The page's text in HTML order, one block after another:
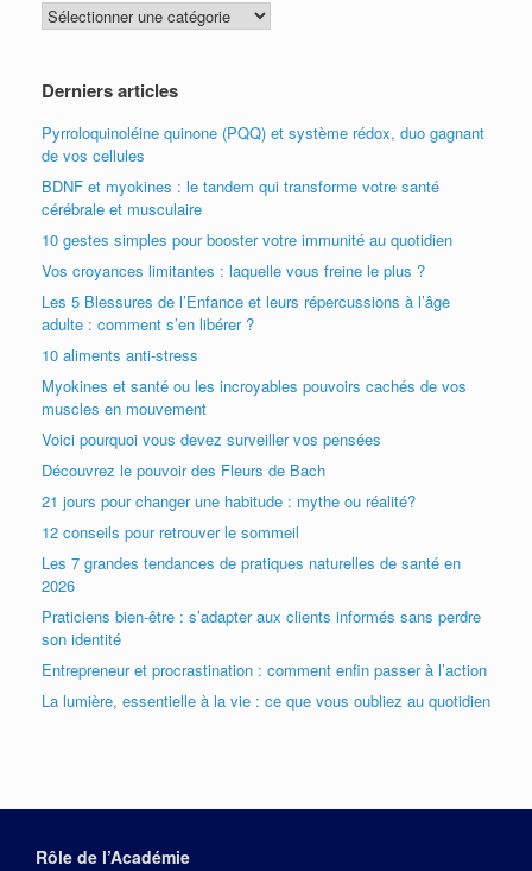
Catégories
articles
Derniers articles
Pyrroloquinoléine quinone (PQQ) et système rédox, duo gagnant
de vos cellules
BDNF et myokines : le tandem qui transforme votre santé
cérébrale et musculaire
10 gestes simples pour booster votre immunité au quotidien
Vos croyances limitantes : laquelle vous freine le plus ?
Les 5 Blessures de l’Enfance et leurs répercussions à l’âge
adulte : comment s’en libérer ?
10 aliments anti-stress
Myokines et santé ou les incroyables pouvoirs cachés de vos
muscles en mouvement
Voici pourquoi vous devez surveiller vos pensées
Découvrez le pouvoir des Fleurs de Bach
21 jours pour changer une habitude : mythe ou réalité?
12 conseils pour retrouver le sommeil
Les 7 grandes tendances de pratiques naturelles de santé en
2026
Praticiens bien-être : s’adapter aux clients informés sans perdre
son identité
Entrepreneur et procrastination : comment enfin passer à l’action
La lumière, essentielle à la vie : ce que vous oubliez au quotidien
Rôle de l’Académie